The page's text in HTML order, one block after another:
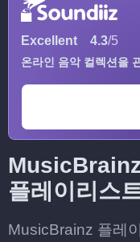
Excellent 4.3/5
온라인 음악 컬렉션을
플레이리스
MusicBrainz 플레